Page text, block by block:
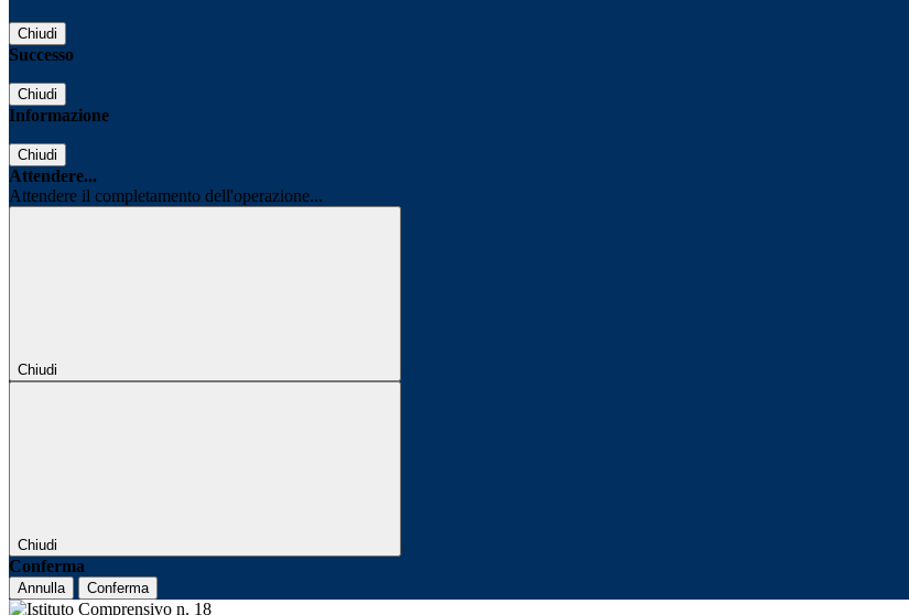
Chiudi
Successo
Chiudi
Informazione
Chiudi
Attendere...
Attendere il completamento dell'operazione...
Chiudi
Chiudi
Conferma
Annulla Conferma